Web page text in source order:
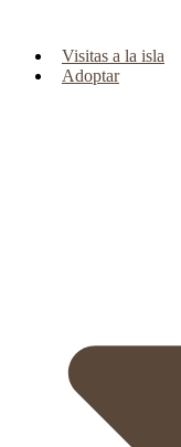
Visitas a la isla
Adoptar